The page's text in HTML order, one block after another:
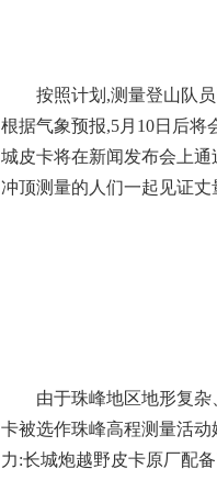
按照计划,测量登山队
根据气象预报,5月10日后将
城皮卡将在新闻发布会上
冲顶测量的人们一起见证丈
由于珠峰地区地形复
卡被选作珠峰高程测量活
力:长城炮越野皮卡原厂配